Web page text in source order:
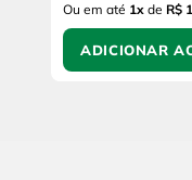
Ou em até 1x de R$
ADICIONAR